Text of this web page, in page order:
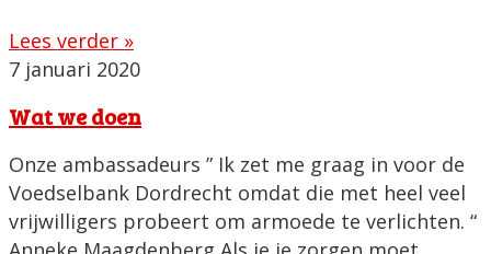
Lees verder »
7 januari 2020
Wat we doen
Onze ambassadeurs ” Ik zet me graag in voor de
Voedselbank Dordrecht omdat die met heel veel
vrijwilligers probeert om armoede te verlichten. “